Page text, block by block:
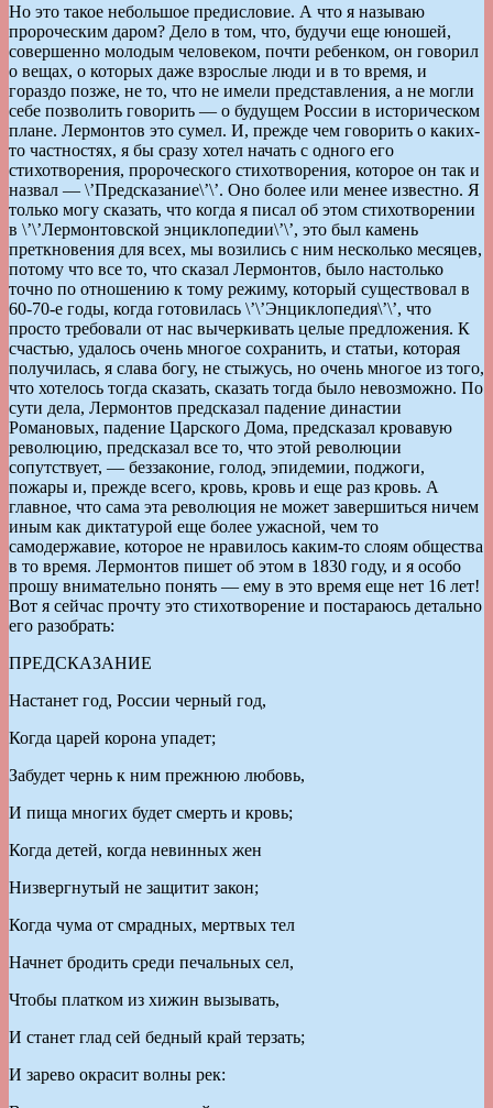
Но это такое небольшое предисловие. А что я называю
пророческим даром? Дело в том, что, будучи еще юношей,
совершенно молодым человеком, почти ребенком, он говорил
о вещах, о которых даже взрослые люди и в то время, и
гораздо позже, не то, что не имели представления, а не могли
себе позволить говорить — о будущем России в историческом
плане. Лермонтов это сумел. И, прежде чем говорить о каких-
то частностях, я бы сразу хотел начать с одного его
стихотворения, пророческого стихотворения, которое он так и
назвал — \’Предсказание\’\’. Оно более или менее известно. Я
только могу сказать, что когда я писал об этом стихотворении
в \’\’Лермонтовской энциклопедии\’\’, это был камень
преткновения для всех, мы возились с ним несколько месяцев,
потому что все то, что сказал Лермонтов, было настолько
точно по отношению к тому режиму, который существовал в
60-70-е годы, когда готовилась \’\’Энциклопедия\’\’, что
просто требовали от нас вычеркивать целые предложения. К
счастью, удалось очень многое сохранить, и статьи, которая
получилась, я слава богу, не стыжусь, но очень многое из того,
что хотелось тогда сказать, сказать тогда было невозможно. По
сути дела, Лермонтов предсказал падение династии
Романовых, падение Царского Дома, предсказал кровавую
революцию, предсказал все то, что этой революции
сопутствует, — беззаконие, голод, эпидемии, поджоги,
пожары и, прежде всего, кровь, кровь и еще раз кровь. А
главное, что сама эта революция не может завершиться ничем
иным как диктатурой еще более ужасной, чем то
самодержавие, которое не нравилось каким-то слоям общества
в то время. Лермонтов пишет об этом в 1830 году, и я особо
прошу внимательно понять — ему в это время еще нет 16 лет!
Вот я сейчас прочту это стихотворение и постараюсь детально
его разобрать:
ПРЕДСКАЗАНИЕ
Настанет год, России черный год,
Когда царей корона упадет;
Забудет чернь к ним прежнюю любовь,
И пища многих будет смерть и кровь;
Когда детей, когда невинных жен
Низвергнутый не защитит закон;
Когда чума от смрадных, мертвых тел
Начнет бродить среди печальных сел,
Чтобы платком из хижин вызывать,
И станет глад сей бедный край терзать;
И зарево окрасит волны рек: